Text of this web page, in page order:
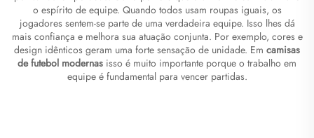
o espírito de equipe. Quando todos usam roupas iguais, os
jogadores sentem-se parte de uma verdadeira equipe. Isso lhes dá
mais confiança e melhora sua atuação conjunta. Por exemplo, cores e
design idênticos geram uma forte sensação de unidade. Em camisas
de futebol modernas isso é muito importante porque o trabalho em
equipe é fundamental para vencer partidas.